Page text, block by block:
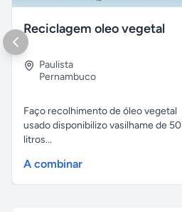
Reciclagem oleo vegetal
Paulista
Pernambuco
Faço recolhimento de óleo vegetal
usado disponibilizo vasilhame de 50
litros...
A combinar